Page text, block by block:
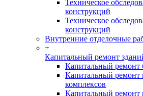
Техническое
конструкций
Техническое
конструкций
Внутренние отделочные
+
Капитальный ремонт
Капитальный ремонт
Капитальный ремонт
комплексов
Капитальный ремонт